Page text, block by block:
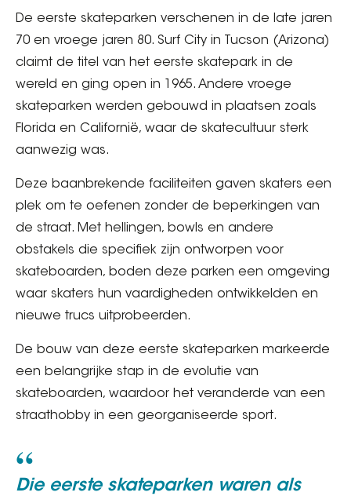
De eerste skateparken verschenen in de late jaren
70 en vroege jaren 80. Surf City in Tucson (Arizona)
claimt de titel van het eerste skatepark in de
wereld en ging open in 1965. Andere vroege
skateparken werden gebouwd in plaatsen zoals
Florida en Californië, waar de skatecultuur sterk
aanwezig was.
Deze baanbrekende faciliteiten gaven skaters een
plek om te oefenen zonder de beperkingen van
de straat. Met hellingen, bowls en andere
obstakels die specifiek zijn ontworpen voor
skateboarden, boden deze parken een omgeving
waar skaters hun vaardigheden ontwikkelden en
nieuwe trucs uitprobeerden.
De bouw van deze eerste skateparken markeerde
een belangrijke stap in de evolutie van
skateboarden, waardoor het veranderde van een
straathobby in een georganiseerde sport.
Die eerste skateparken waren als